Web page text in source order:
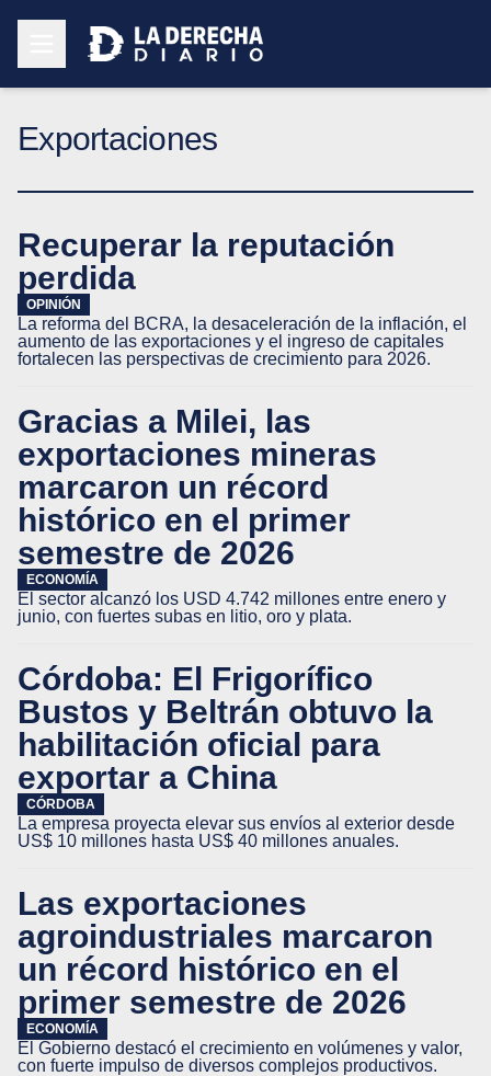
Exportaciones
Recuperar la reputación
perdida
OPINIÓN
La reforma del BCRA, la desaceleración de la inflación, el
aumento de las exportaciones y el ingreso de capitales
fortalecen las perspectivas de crecimiento para 2026.
Gracias a Milei, las
exportaciones mineras
marcaron un récord
histórico en el primer
semestre de 2026
ECONOMÍA
El sector alcanzó los USD 4.742 millones entre enero y
junio, con fuertes subas en litio, oro y plata.
Córdoba: El Frigorífico
Bustos y Beltrán obtuvo la
habilitación oficial para
exportar a China
CÓRDOBA
La empresa proyecta elevar sus envíos al exterior desde
US$ 10 millones hasta US$ 40 millones anuales.
Las exportaciones
agroindustriales marcaron
un récord histórico en el
primer semestre de 2026
ECONOMÍA
El Gobierno destacó el crecimiento en volúmenes y valor,
con fuerte impulso de diversos complejos productivos.